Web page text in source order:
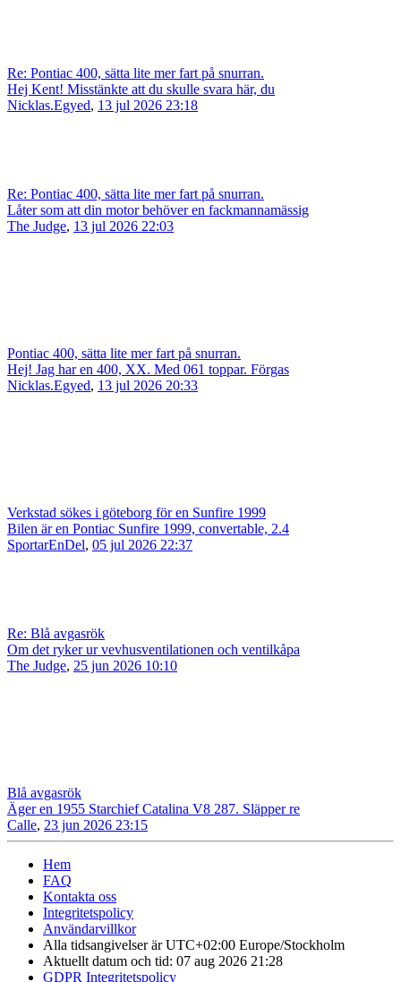
Re: Pontiac 400, sätta lite mer fart på snurran.
Hej Kent! Misstänkte att du skulle svara här, du
Nicklas.Egyed, 13 jul 2026 23:18
Re: Pontiac 400, sätta lite mer fart på snurran.
Låter som att din motor behöver en fackmannamässig
The Judge, 13 jul 2026 22:03
Pontiac 400, sätta lite mer fart på snurran.
Hej! Jag har en 400, XX. Med 061 toppar. Förgas
Nicklas.Egyed, 13 jul 2026 20:33
Verkstad sökes i göteborg för en Sunfire 1999
Bilen är en Pontiac Sunfire 1999, convertable, 2.4
SportarEnDel, 05 jul 2026 22:37
Re: Blå avgasrök
Om det ryker ur vevhusventilationen och ventilkåpa
The Judge, 25 jun 2026 10:10
Blå avgasrök
Äger en 1955 Starchief Catalina V8 287. Släpper re
Calle, 23 jun 2026 23:15
Hem
FAQ
Kontakta oss
Integritetspolicy
Användarvillkor
Alla tidsangivelser är UTC+02:00 Europe/Stockholm
Aktuellt datum och tid: 07 aug 2026 21:28
GDPR Integritetspolicy